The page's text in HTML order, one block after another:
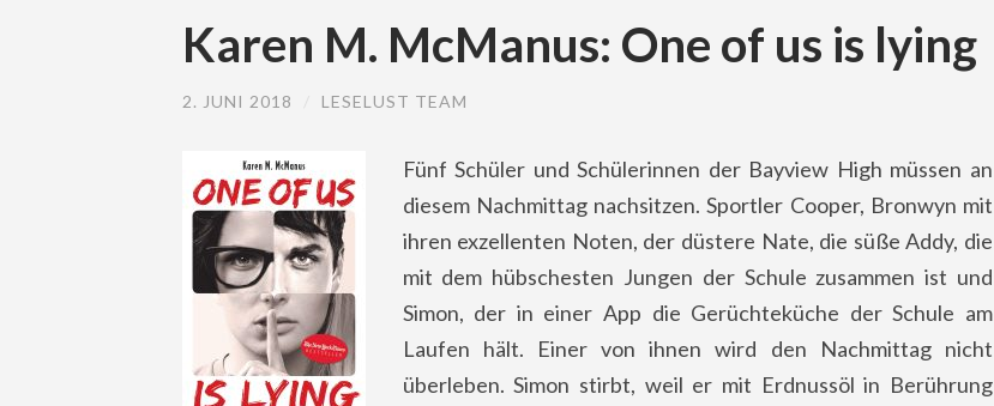
Karen M. McManus: One of us is lying
2. JUNI 2018 LESELUST TEAM
Fünf Schüler und Schülerinnen der Bayview High müssen an
diesem Nachmittag nachsitzen. Sportler Cooper, Bronwyn mit
ihren exzellenten Noten, der düstere Nate, die süße Addy, die
mit dem hübschesten Jungen der Schule zusammen ist und
Simon, der in einer App die Gerüchteküche der Schule am
Laufen hält. Einer von ihnen wird den Nachmittag nicht
überleben. Simon stirbt, weil er mit Erdnussöl in Berührung